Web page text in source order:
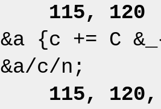
115, 120
&a {c += C
&a/c/n;
115,